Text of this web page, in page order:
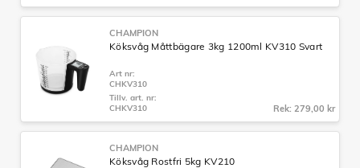
CHAMPION
Köksvåg Måttbägare 3kg 1200ml KV310 Svart
Art nr:
CHKV310
Tillv. art. nr:
CHKV310
Rek: 279,00 kr
CHAMPION
Köksvåg Rostfri 5kg KV210